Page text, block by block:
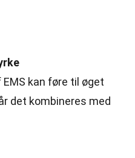
kan føre til øget
det kombineres med